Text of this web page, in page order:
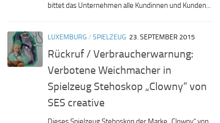
bittet das Unternehmen alle Kundinnen und Kunden...
LUXEMBURG / SPIELZEUG 23. SEPTEMBER 2015
Rückruf / Verbraucherwarnung:
Verbotene Weichmacher in
Spielzeug Stehoskop „Clowny“ von
SES creative